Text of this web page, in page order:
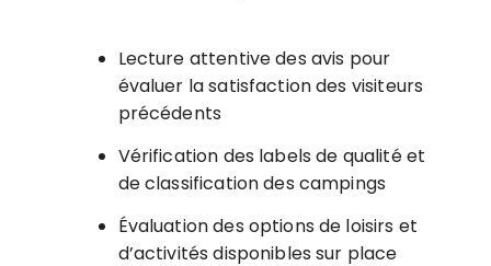
Lecture attentive des avis pour
évaluer la satisfaction des visiteurs
précédents
Vérification des labels de qualité et
de classification des campings
Évaluation des options de loisirs et
d’activités disponibles sur place